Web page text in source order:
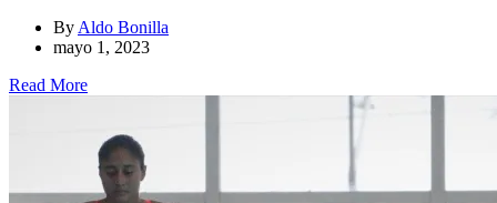
By Aldo Bonilla
mayo 1, 2023
Read More